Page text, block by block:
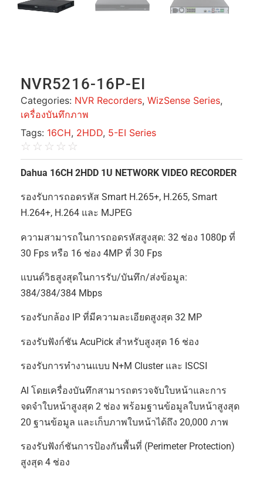
NVR5216-16P-EI
Categories: NVR Recorders, WizSense Series,
เครื่องบันทึกภาพ
Tags: 16CH, 2HDD, 5-EI Series
☆ ☆ ☆ ☆ ☆
Dahua 16CH 2HDD 1U NETWORK VIDEO RECORDER
รองรับการถอดรหัส Smart H.265+, H.265, Smart
H.264+, H.264 และ MJPEG
ความสามารถในการถอดรหัสสูงสุด: 32 ช่อง 1080p ที่
30 Fps หรือ 16 ช่อง 4MP ที่ 30 Fps
แบนด์วิธสูงสุดในการรับ/บันทึก/ส่งข้อมูล:
384/384/384 Mbps
รองรับกล้อง IP ที่มีความละเอียดสูงสุด 32 MP
รองรับฟังก์ชัน AcuPick สำหรับสูงสุด 16 ช่อง
รองรับการทำงานแบบ N+M Cluster และ ISCSI
AI โดยเครื่องบันทึกสามารถตรวจจับใบหน้าและการ
จดจำใบหน้าสูงสุด 2 ช่อง พร้อมฐานข้อมูลใบหน้าสูงสุด
20 ฐานข้อมูล และเก็บภาพใบหน้าได้ถึง 20,000 ภาพ
รองรับฟังก์ชันการป้องกันพื้นที่ (Perimeter Protection)
สูงสุด 4 ช่อง